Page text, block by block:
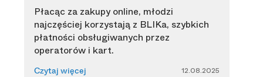
Płacąc za zakupy online, młodzi
najczęściej korzystają z BLIKa, szybkich
płatności obsługiwanych przez
operatorów i kart.
Czytaj więcej 12.08.2025